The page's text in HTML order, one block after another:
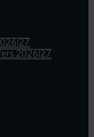
2026|27